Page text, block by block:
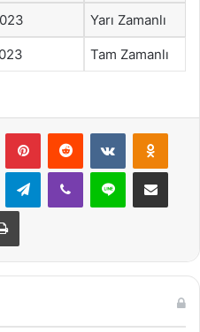
Yarı Zamanlı
Tam Zamanlı
PinterestReddit VKontakte
TelegramViber Line E-Posta ile
Yazdır